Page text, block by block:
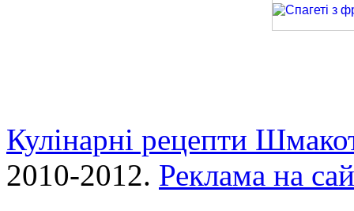
Кулінарні рецепти
2010-2012. Реклама на